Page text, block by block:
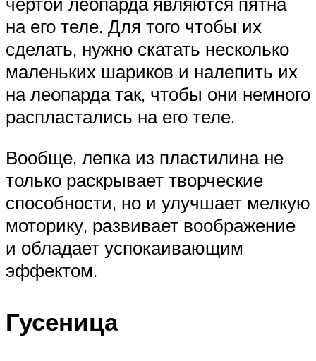
на его теле. Для того чтобы их
сделать, нужно скатать несколько
маленьких шариков и налепить их
на леопарда так, чтобы они немного
распластались на его теле.
Вообще, лепка из пластилина не
только раскрывает творческие
способности, но и улучшает мелкую
моторику, развивает воображение
и обладает успокаивающим
эффектом.
Гусеница